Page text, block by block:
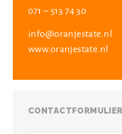
071 – 513 74 30
info@oranjestate.nl
www.oranjestate.nl
CONTACTFORMULIER